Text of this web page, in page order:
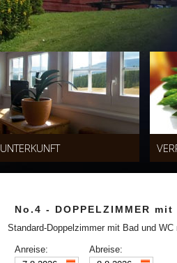
UNTERKUNFT
No.4 - DOPPELZIMMER
Standard-Doppelzimmer mit Bad und
Anreise: Abreise: